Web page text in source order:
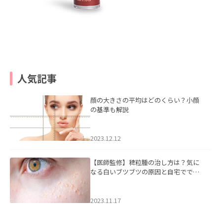
人気記事
顔の大きさの平均はどのくらい？小顔
の基準も解説
2023.12.12
【医師監修】稗粒腫の治し方は？気に
なる白いブツブツの原因と自宅ででき
2023.11.17